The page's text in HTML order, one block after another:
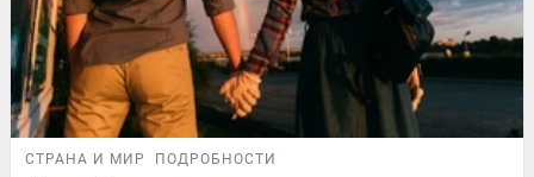
СТРАНА И МИР ПОДРОБНОСТИ